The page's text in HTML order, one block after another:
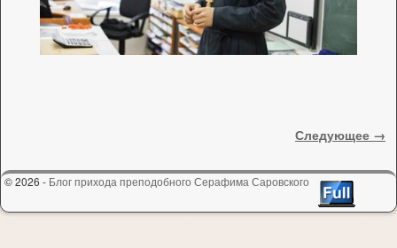
Следующее →
© 2026 - Блог прихода преподобного Серафима Саровского